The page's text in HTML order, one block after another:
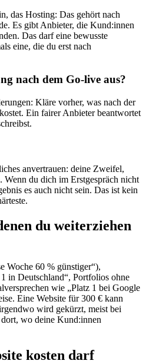
das Hosting: Das gehört nach
Es gibt Anbieter, die Kund:innen
Das darf eine bewusste
eine, die du erst nach
nach dem Go-live aus?
Kläre vorher, was nach der
Ein fairer Anbieter beantwortet
anvertrauen: deine Zweifel,
Wenn du dich im Erstgespräch nicht
es auch nicht sein. Das ist kein
du weiterziehen
Woche 60 % günstiger“),
in Deutschland“, Portfolios ohne
wie „Platz 1 bei Google
Eine Website für 300 € kann
wird gekürzt, meist bei
wo deine Kund:innen
kosten darf